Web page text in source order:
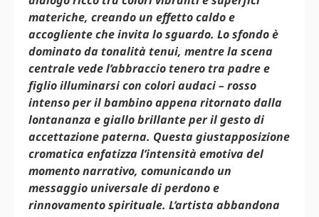
materiche, creando un effetto caldo e
accogliente che invita lo sguardo. Lo sfondo è
dominato da tonalità tenui, mentre la scena
centrale vede l’abbraccio tenero tra padre e
figlio illuminarsi con colori audaci – rosso
intenso per il bambino appena ritornato dalla
lontananza e giallo brillante per il gesto di
accettazione paterna. Questa giustapposizione
cromatica enfatizza l’intensità emotiva del
momento narrativo, comunicando un
messaggio universale di perdono e
rinnovamento spirituale. L’artista abbandona